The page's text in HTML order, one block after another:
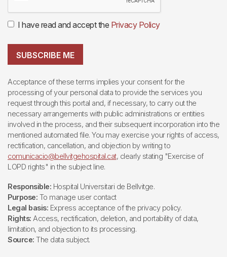
I have read and accept the Privacy Policy
SUBSCRIBE ME
Acceptance of these terms implies your consent for the
processing of your personal data to provide the services you
request through this portal and, if necessary, to carry out the
necessary arrangements with public administrations or entities
involved in the process, and their subsequent incorporation into the
mentioned automated file. You may exercise your rights of access,
rectification, cancellation, and objection by writing to
comunicacio@bellvitgehospital.cat, clearly stating "Exercise of
LOPD rights" in the subject line.
Responsible: Hospital Universitari de Bellvitge.
Purpose: To manage user contact
Legal basis: Express acceptance of the privacy policy.
Rights: Access, rectification, deletion, and portability of data,
limitation, and objection to its processing.
Source: The data subject.